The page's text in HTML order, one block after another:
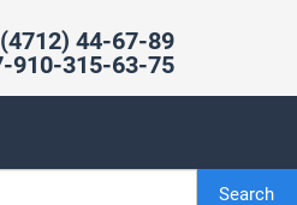
44-67-89
910-315-63-75
Search